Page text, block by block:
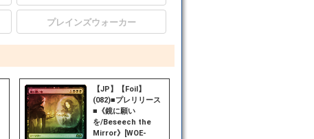
プレインズウォーカー
【JP】【Foil】
(082)■プレリリース
■《鏡に願い
を/Beseech the
Mirror》[WOE-